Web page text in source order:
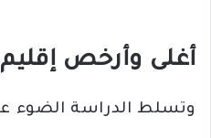
أغلى وأرخص إقليم
وتسلط الدراسة الضوء